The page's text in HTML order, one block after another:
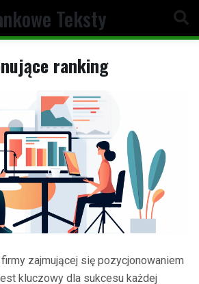
Teksty
ranking
zajmującej się pozycjonowaniem
kluczowy dla sukcesu każdej